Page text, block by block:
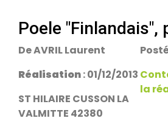
Rans 39700
PDM Yoloxalis
Schweighouse-sur-
Oxalibre L
Poele "Finlandais",
De AVRIL Laurent
Réalisation: 01/12/2013
ST HILAIRE CUSSON LA
VALMITTE 42380
la